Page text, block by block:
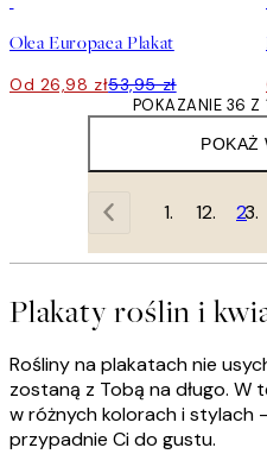
Olea Europaea Plakat
Od 26,98 zł53,95 zł
POKAŻ
POKAZANIE 36 Z
1 2
Plakaty roślin i
Rośliny na plakatach nie
zostaną z Tobą na długo. W
w różnych kolorach i stylach
przypadnie Ci do gustu.